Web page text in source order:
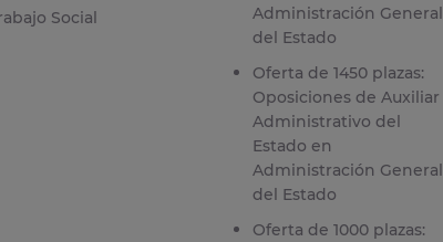
Social
Administración General
del Estado
Oferta de 1450 plazas:
Oposiciones de Auxiliar
Administrativo del
Estado en
Administración General
del Estado
Oferta de 1000 plazas: